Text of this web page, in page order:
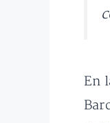
En